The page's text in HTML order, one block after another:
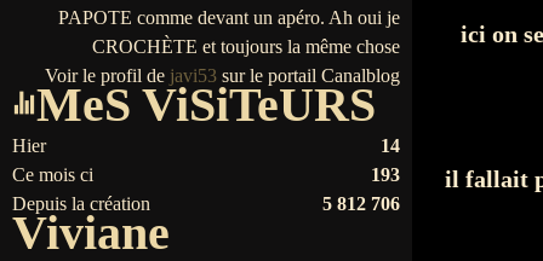
PAPOTE comme devant un apéro. Ah oui je
CROCHÈTE et toujours la même chose
Voir le profil de javi53 sur le portail Canalblog
MeS ViSiTeURS
Hier
14
Ce mois ci
193
Depuis la création
5 812 706
Viviane
ici on
il fallait